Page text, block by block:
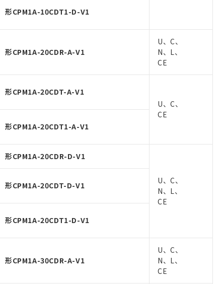
形CPM1A-10CDT1-D-V1
形CPM1A-20CDR-A-V1
U、C、
N、L、
CE
形CPM1A-20CDT-A-V1
U、C、
CE
形CPM1A-20CDT1-A-V1
形CPM1A-20CDR-D-V1
U、C、
N、L、
CE
形CPM1A-20CDT-D-V1
形CPM1A-20CDT1-D-V1
形CPM1A-30CDR-A-V1
U、C、
N、L、
CE